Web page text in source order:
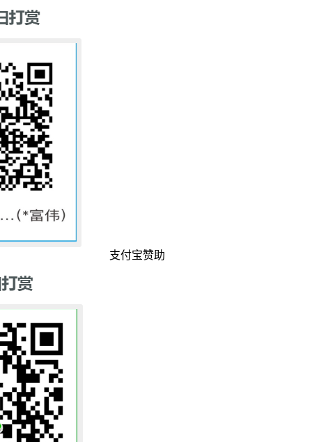
支付宝赞助